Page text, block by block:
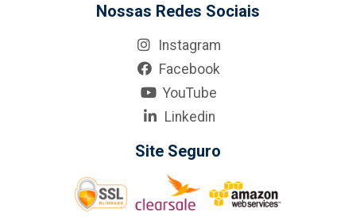
Nossas Redes Sociais
Instagram
Facebook
YouTube
Linkedin
Site Seguro